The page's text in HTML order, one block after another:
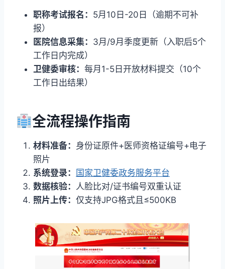
职称考试报名： 5月10日-20日（逾期不可补
报）
医院信息采集： 3月/9月季度更新（入职后5个
工作日内完成）
卫健委审核： 每月1-5日开放材料提交（10个
工作日出结果）
全流程操作指南
材料准备： 身份证原件+医师资格证编号+电子
照片
系统登录：
国家卫健委政务服务平台
数据核验： 人脸比对/证书编号双重认证
照片上传： 仅支持JPG格式且≤500KB